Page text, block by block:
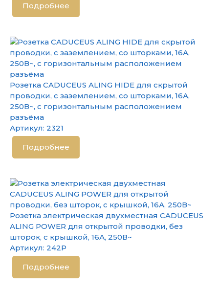
Подробнее
Розетка CADUCEUS ALING HIDE для скрытой
проводки, с заземлением, со шторками, 16А,
250В~, с горизонтальным расположением
разъёма
Артикул: 2321
Подробнее
Розетка электрическая двухместная CADUCEUS
ALING POWER для открытой проводки, без
шторок, с крышкой, 16А, 250В~
Артикул: 242P
Подробнее